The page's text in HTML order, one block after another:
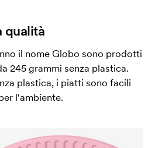
qualità
il nome Globo sono prodotti
245 grammi senza plastica.
plastica, i piatti sono facili
l'ambiente.